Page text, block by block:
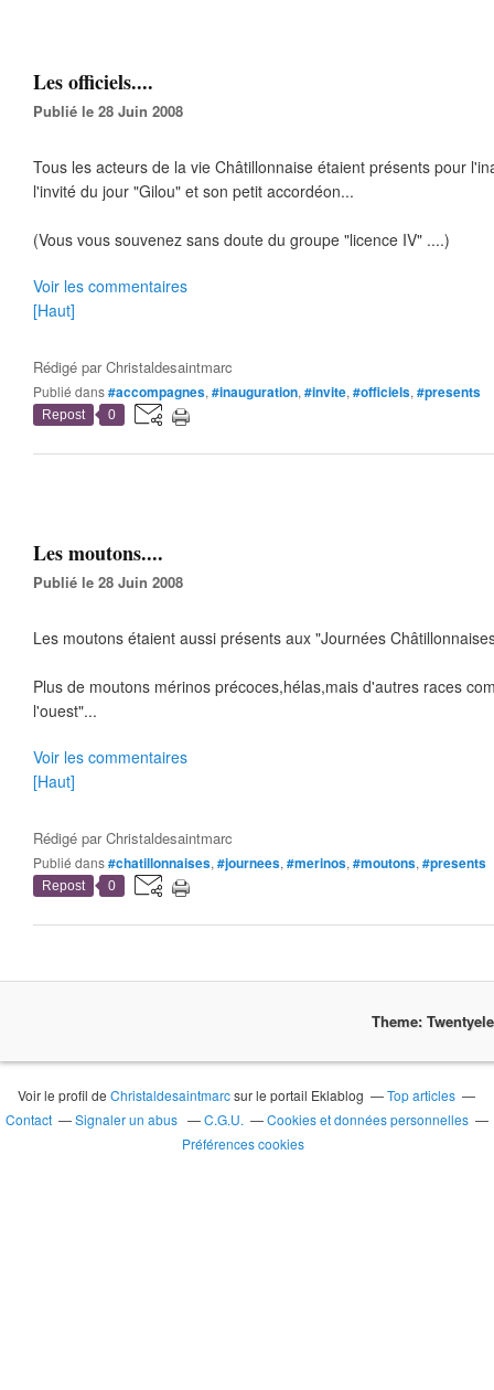
Les officiels....
Publié le 28 Juin 2008
Tous les acteurs de la vie Châtillonnaise étaient présents pour
l'invité du jour "Gilou" et son petit accordéon...
(Vous vous souvenez sans doute du groupe "licence IV" ....)
Voir les commentaires
[Haut]
Rédigé parChristaldesaintmarc
Publié dans#accompagnes, #inauguration, #invite, #officiels, #presents
Repost 0
Les moutons....
Publié le 28 Juin 2008
Les moutons étaient aussi présents aux "Journées
Plus de moutons mérinos précoces,hélas,mais d'autres races
l'ouest"...
Voir les commentaires
[Haut]
Rédigé parChristaldesaintmarc
Publié dans#chatillonnaises, #journees, #merinos, #moutons, #presents
Repost 0
Theme:
Voir le profil deChristaldesaintmarcsur le portail Eklablog
Top articles
Contact
Signaler un abus C.G.U.
Cookies et données personnelles
Préférences cookies